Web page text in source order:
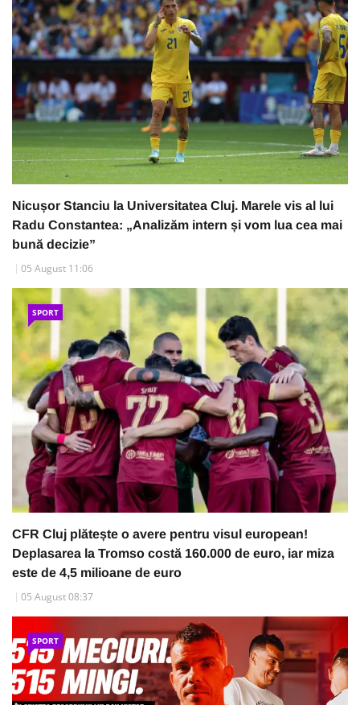
Nicușor Stanciu la Universitatea Cluj. Marele vis al lui
Radu Constantea: „Analizăm intern și vom lua cea mai
bună decizie”
05 August 11:06
SPORT
CFR Cluj plătește o avere pentru visul european!
Deplasarea la Tromso costă 160.000 de euro, iar miza
este de 4,5 milioane de euro
05 August 08:37
SPORT